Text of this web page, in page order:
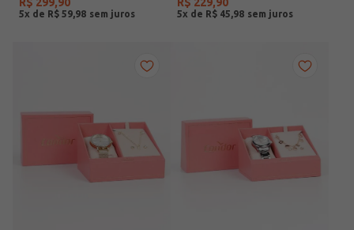
5x de R$ 59 98 5x de R$ 45 98